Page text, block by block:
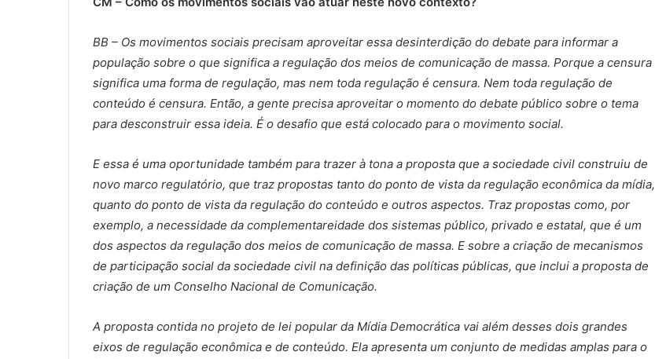
BB – Os movimentos sociais precisam aproveitar essa desinterdição do debate para informar a
população sobre o que significa a regulação dos meios de comunicação de massa. Porque a censura
significa uma forma de regulação, mas nem toda regulação é censura. Nem toda regulação de
conteúdo é censura. Então, a gente precisa aproveitar o momento do debate público sobre o tema
para desconstruir essa ideia. É o desafio que está colocado para o movimento social.
E essa é uma oportunidade também para trazer à tona a proposta que a sociedade civil construiu de
novo marco regulatório, que traz propostas tanto do ponto de vista da regulação econômica da mídia,
quanto do ponto de vista da regulação do conteúdo e outros aspectos. Traz propostas como, por
exemplo, a necessidade da complementareidade dos sistemas público, privado e estatal, que é um
dos aspectos da regulação dos meios de comunicação de massa. E sobre a criação de mecanismos
de participação social da sociedade civil na definição das políticas públicas, que inclui a proposta de
criação de um Conselho Nacional de Comunicação.
A proposta contida no projeto de lei popular da Mídia Democrática vai além desses dois grandes
eixos de regulação econômica e de conteúdo. Ela apresenta um conjunto de medidas amplas para o